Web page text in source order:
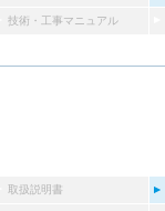
技術・工事マニュアル
取扱説明書